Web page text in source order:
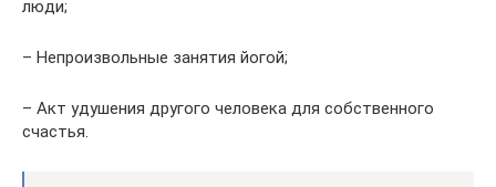
люди;
– Непроизвольные занятия йогой;
– Акт удушения другого человека для собственного
счастья.